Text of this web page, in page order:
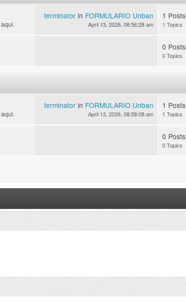
terminator in FORMULARIO Unban
April 13, 2026, 08:56:28 am
1 Posts
1 Topics
0 Posts
0 Topics
terminator in FORMULARIO Unban
April 13, 2026, 08:58:08 am
1 Posts
1 Topics
0 Posts
0 Topics